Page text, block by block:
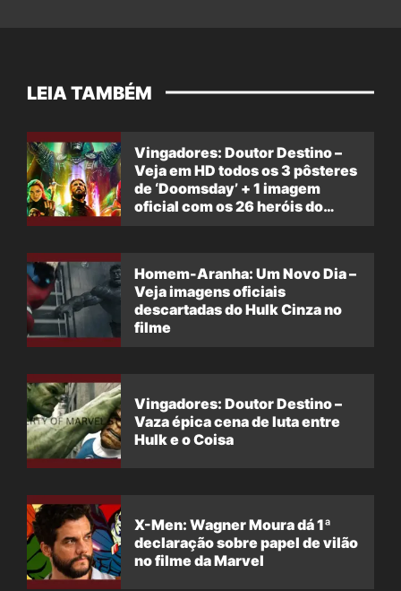
LEIA TAMBÉM
Vingadores: Doutor Destino –
Veja em HD todos os 3 pôsteres
de ‘Doomsday’ + 1 imagem
oficial com os 26 heróis do
Homem-Aranha: Um Novo Dia –
Veja imagens oficiais
descartadas do Hulk Cinza no
filme
Vingadores: Doutor Destino –
Vaza épica cena de luta entre
Hulk e o Coisa
X-Men: Wagner Moura dá 1ª
declaração sobre papel de vilão
no filme da Marvel